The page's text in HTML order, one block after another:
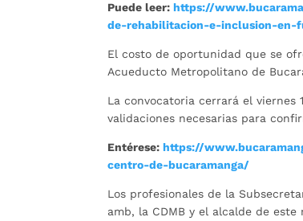
Puede leer:https://
de-rehabilitacion-e-inclusion-en-
El costo de oportunidad que se
Acueducto Metropolitano de
La convocatoria cerrará el viernes
validaciones necesarias para
Entérese:https://
centro-de-bucaramanga/
Los profesionales de la
amb, la CDMB y el alcalde de este